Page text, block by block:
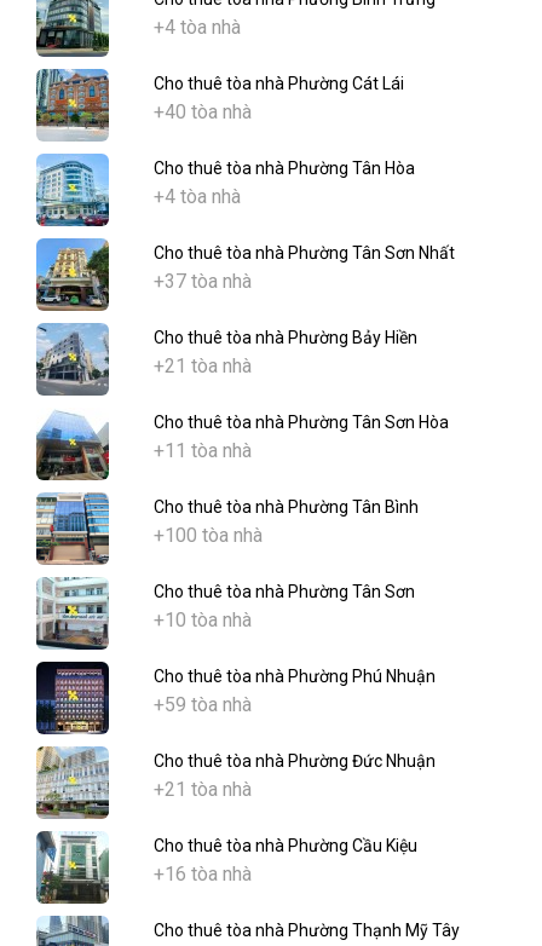
+4 tòa nhà
Cho thuê tòa nhà Phường Cát Lái
+40 tòa nhà
Cho thuê tòa nhà Phường Tân Hòa
+4 tòa nhà
Cho thuê tòa nhà Phường Tân Sơn Nhất
+37 tòa nhà
Cho thuê tòa nhà Phường Bảy Hiền
+21 tòa nhà
Cho thuê tòa nhà Phường Tân Sơn Hòa
+11 tòa nhà
Cho thuê tòa nhà Phường Tân Bình
+100 tòa nhà
Cho thuê tòa nhà Phường Tân Sơn
+10 tòa nhà
Cho thuê tòa nhà Phường Phú Nhuận
+59 tòa nhà
Cho thuê tòa nhà Phường Đức Nhuận
+21 tòa nhà
Cho thuê tòa nhà Phường Cầu Kiệu
+16 tòa nhà
Cho thuê tòa nhà Phường Thạnh Mỹ Tây